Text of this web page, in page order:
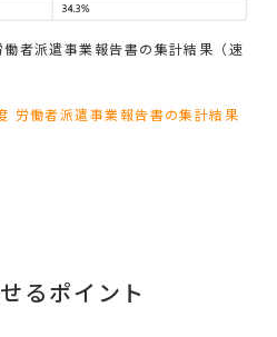
者派遣事業報告書の集計結果（速
労働者派遣事業報告書の集計結果
るポイント